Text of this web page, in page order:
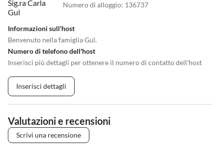
Numero di alloggio: 136737
Informazioni sull'host
Benvenuto nella famiglia Gul.
Numero di telefono dell'host
Inserisci più dettagli per ottenere il numero di contatto dell'host
Inserisci dettagli
Valutazioni e recensioni
Scrivi una recensione